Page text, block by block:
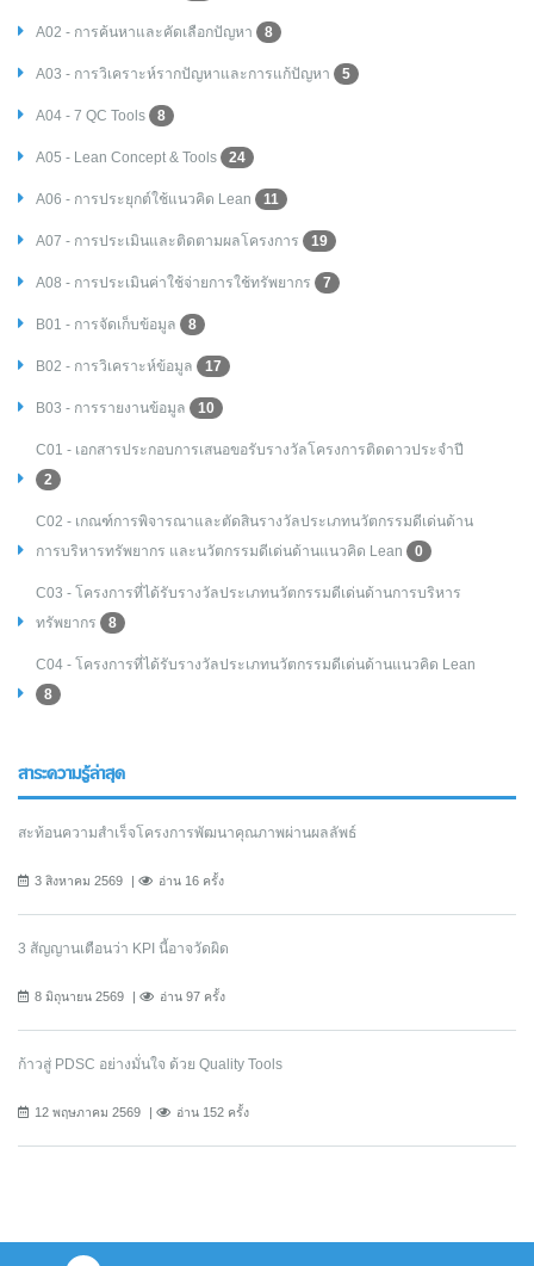
A02 - การค้นหาและคัดเลือกปัญหา 8
A03 - การวิเคราะห์รากปัญหาและการแก้ปัญหา 5
A04 - 7 QC Tools 8
A05 - Lean Concept & Tools 24
A06 - การประยุกต์ใช้แนวคิด Lean 11
A07 - การประเมินและติดตามผลโครงการ 19
A08 - การประเมินค่าใช้จ่ายการใช้ทรัพยากร 7
B01 - การจัดเก็บข้อมูล 8
B02 - การวิเคราะห์ข้อมูล 17
B03 - การรายงานข้อมูล 10
C01 - เอกสารประกอบการเสนอขอรับรางวัลโครงการติดดาวประจำปี
2
C02 - เกณฑ์การพิจารณาและตัดสินรางวัลประเภทนวัตกรรมดีเด่นด้าน
การบริหารทรัพยากร และนวัตกรรมดีเด่นด้านแนวคิด Lean
0
C03 - โครงการที่ได้รับรางวัลประเภทนวัตกรรมดีเด่นด้านการบริหาร
ทรัพยากร
8
C04 - โครงการที่ได้รับรางวัลประเภทนวัตกรรมดีเด่นด้านแนวคิด Lean
8
สาระความรู้ล่าสุด
สะท้อนความสำเร็จโครงการพัฒนาคุณภาพผ่านผลลัพธ์
3 สิงหาคม 2569 อ่าน 16 ครั้ง
3 สัญญานเตือนว่า KPI นี้อาจวัดผิด
8 มิถุนายน 2569 อ่าน 97 ครั้ง
ก้าวสู่ PDSC อย่างมั่นใจ ด้วย Quality Tools
12 พฤษภาคม 2569 อ่าน 152 ครั้ง